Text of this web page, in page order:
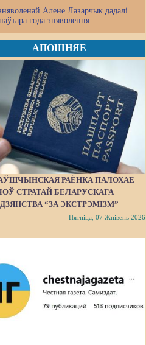
Алене Лазарчык дадалі
года зняволення
АПОШНЯЕ
РАЁНКА ПАЛОХАЕ
СТРАТАЙ БЕЛАРУСКАГА
“ЗА ЭКСТРЭМІЗМ”
Пятніца, 07 Жнівень 2026